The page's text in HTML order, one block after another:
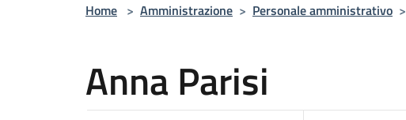
Home > Amministrazione > Personale amministrativo >
Anna Parisi